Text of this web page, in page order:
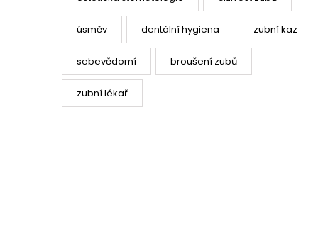
úsměv dentální hygiena zubní kaz
sebevědomí broušení zubů
zubní lékař